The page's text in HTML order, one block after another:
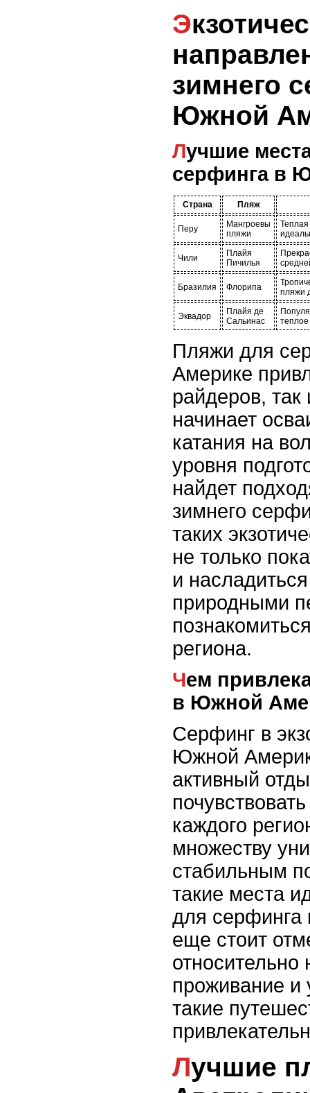
Экзотические
зимнего
Южной
Лучшие места для зимнего
серфинга в
Страна Пляж
Перу
Мангроевы
пляжи
Теплая
Чили
Плайя
Пичилья
Бразилия Флорипа
пляжи
Эквадор
Плайя де
Сальинас
Пляжи для
Америке
райдеров, так
начинает
катания на
уровня
найдет
зимнего
таких
не только
и
природными
региона.
Чем привлекает зимний серфинг
в Южной
Серфинг в
Южной
активный
каждого
множеству
стабильным
такие места
для серфинга
еще стоит
проживание и
такие
Лучшие пляжи